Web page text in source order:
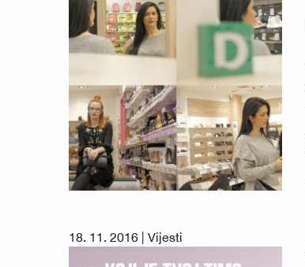
18. 11. 2016 | Vijesti